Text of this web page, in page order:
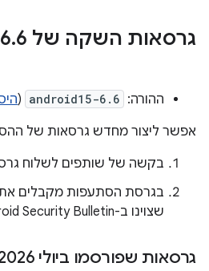
גרסאות השקה של Android15-6 .6
ההורה: android15-6.6
(
אפשר ליצור מחדש גרסאות של
בקשה של שותפים לשלוח
בגרסת הסתעפות מקבלים את
שצוינו ב-Android Security Bulletin‏ (ASB).
גרסאות שפורסמו ביולי 2026